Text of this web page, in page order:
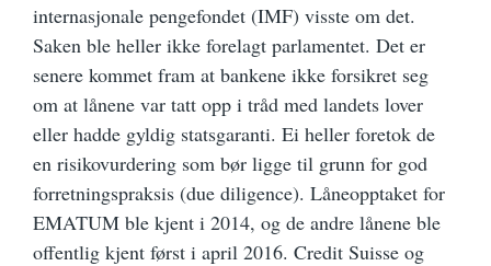
internasjonale pengefondet (IMF) visste om det.
Saken ble heller ikke forelagt parlamentet. Det er
senere kommet fram at bankene ikke forsikret seg
om at lånene var tatt opp i tråd med landets lover
eller hadde gyldig statsgaranti. Ei heller foretok de
en risikovurdering som bør ligge til grunn for god
forretningspraksis (due diligence). Låneopptaket for
EMATUM ble kjent i 2014, og de andre lånene ble
offentlig kjent først i april 2016. Credit Suisse og